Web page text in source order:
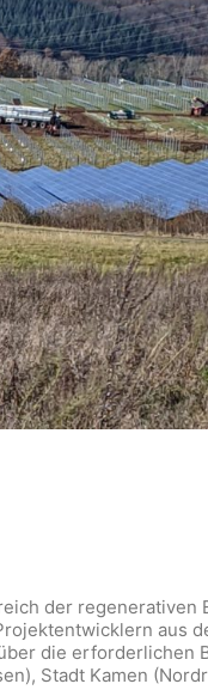
der regenerativen
aus
die erforderlichen
Stadt Kamen